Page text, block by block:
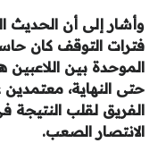
وأشار إلى أن الحديث
فترات التوقف كان
الموحدة بين اللاعبين
حتى النهاية،
الفريق لقلب النتيجة
الانتصار الصعب.